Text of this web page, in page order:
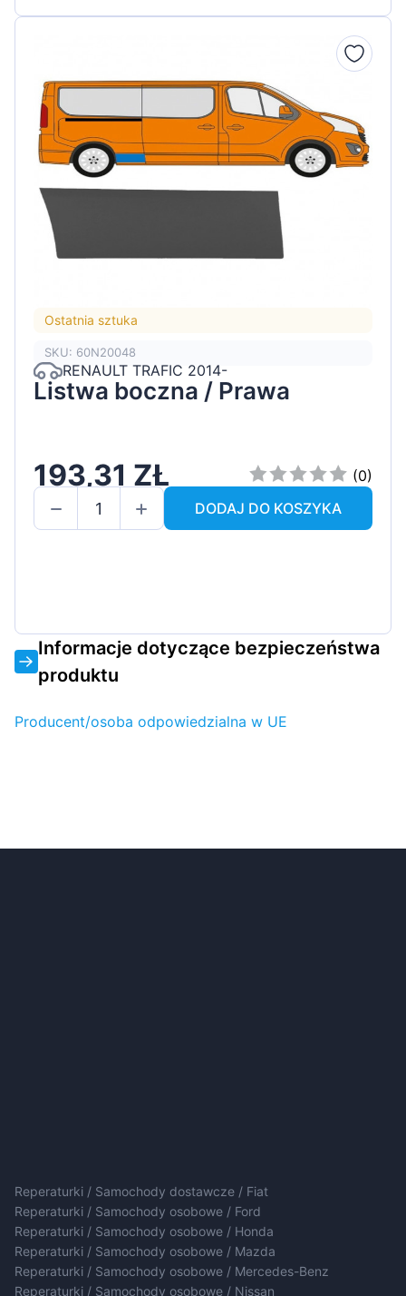
Ostatnia sztuka
SKU: 60N20048
RENAULT TRAFIC 2014-
Listwa boczna / Prawa
193,31 ZŁ
(0)
DODAJ DO KOSZYKA
Informacje dotyczące bezpieczeństwa
produktu
Producent/osoba odpowiedzialna w UE
Reperaturki / Samochody dostawcze / Fiat
Reperaturki / Samochody osobowe / Ford
Reperaturki / Samochody osobowe / Honda
Reperaturki / Samochody osobowe / Mazda
Reperaturki / Samochody osobowe / Mercedes-Benz
Reperaturki / Samochody osobowe / Nissan